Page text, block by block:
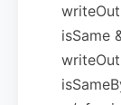
isSame